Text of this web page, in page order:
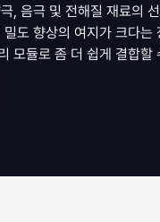
, 음극 및 전해질 재료의
도 향상의 여지가 크다는
모듈로 좀 더 쉽게 결합할